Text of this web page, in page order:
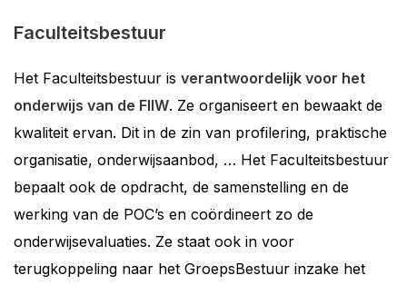
Faculteitsbestuur
Het Faculteitsbestuur is verantwoordelijk voor het
onderwijs van de FIIW. Ze organiseert en bewaakt de
kwaliteit ervan. Dit in de zin van profilering, praktische
organisatie, onderwijsaanbod, … Het Faculteitsbestuur
bepaalt ook de opdracht, de samenstelling en de
werking van de POC’s en coördineert zo de
onderwijsevaluaties. Ze staat ook in voor
terugkoppeling naar het GroepsBestuur inzake het